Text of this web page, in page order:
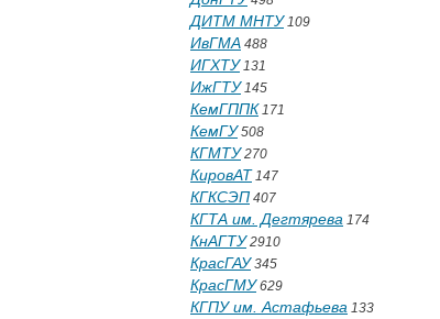
ДИТМ МНТУ109
ИвГМА 488
ИГХТУ131
ИжГТУ145
КемГППК 171
КемГУ508
КГМТУ270
КировАТ 147
КГКСЭП 407
КГТА им. Дегтярева 174
КнАГТУ2910
КрасГАУ345
КрасГМУ629
КГПУ им. Астафьева 133